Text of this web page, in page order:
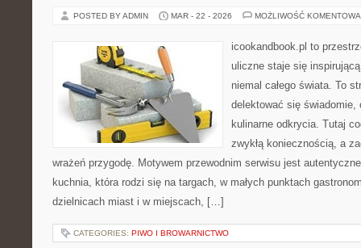
POSTED BY ADMIN MAR - 22 - 2026 MOŻLIWOŚĆ
icookandbook.pl to
uliczne staje się
niemal całego świata. To
delektować się
kulinarne odkrycia. Tutaj
zwykłą koniecznością, a
wrażeń przygodę. Motywem przewodnim serwisu jest
kuchnia, która rodzi się na targach, w małych punktach
dzielnicach miast i w miejscach, […]
CATEGORIES: PIWO I BROWARNICTWO